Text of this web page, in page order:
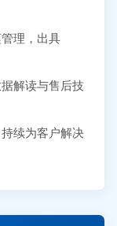
理，出具
解读与售后技
续为客户解决